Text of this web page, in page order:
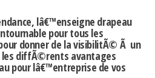
lâ€™enseigne drapeau
pour tous les
donner de la visibilitÃ© Ã un
les diffÃ©rents avantages
pour lâ€™entreprise de vos